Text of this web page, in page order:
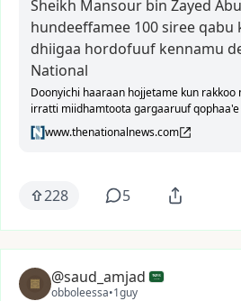
Sheikh Mansour bin Zayed
hundeeffamee 100 siree qabu
dhiigaa hordofuuf kennamu
National
Doonyichi haaraan hojjetame kun rakkoo
irratti miidhamtoota gargaaruuf qophaa'e
www.thenationalnews.com
228 5
@saud_amjad
obboleessa•1guy